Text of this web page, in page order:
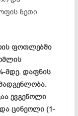
ზეთი
ფოთლებში
მდე. დაფნის
ევგენოლი
ცინეოლი (1-